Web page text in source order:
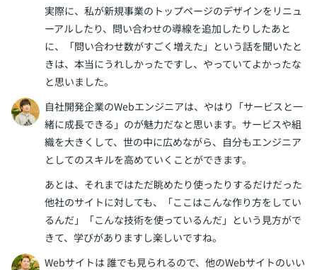
実際に、私が新規事業のトップページのデザインをリニュ
ーアルしたり、問い合わせの導線を追加したりしたあと
に、「問い合わせ数がすごく増えた」という話を聞いたと
きは、本当にうれしかったですし、やっていてよかったな
と思いました。
自社開発企業のWebエンジニアは、やはり「サービスと一
緒に成長できる」のが魅力だなと思います。サービスや組
織を大きくして、世の中に広めながら、自分もエンジニア
としてのスキルを高めていくことができます。
あとは、それまではただ眺めたり使ったりするだけだった
他社のサイトに対しても、「ここはこんな作り方をしてい
るんだ」「こんな技術を使っているんだ」という見方がで
きて、学びがありますし楽しいですね。
Webサイトは 誰でも見られるので、他のWebサイトのいい